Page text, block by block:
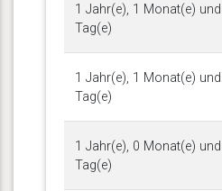
1 Jahr(e), 1 Monat(e)
Tag(e)
1 Jahr(e), 1 Monat(e)
Tag(e)
1 Jahr(e), 0 Monat(e)
Tag(e)